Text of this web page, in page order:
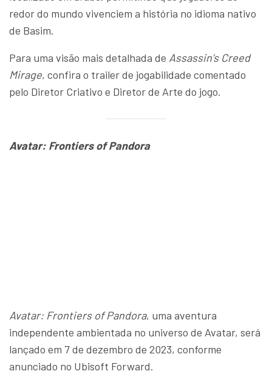
redor do mundo vivenciem a história no idioma nativo
de Basim.
Para uma visão mais detalhada de Assassin’s Creed
Mirage, confira o trailer de jogabilidade comentado
pelo Diretor Criativo e Diretor de Arte do jogo.
Avatar: Frontiers of Pandora
Avatar: Frontiers of Pandora, uma aventura
independente ambientada no universo de Avatar, será
lançado em 7 de dezembro de 2023, conforme
anunciado no Ubisoft Forward.